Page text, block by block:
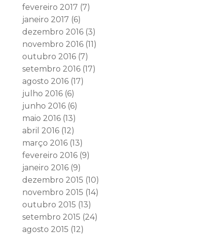
fevereiro 2017 (7)
janeiro 2017 (6)
dezembro 2016(3)
novembro 2016(11)
outubro 2016(7)
setembro 2016(17)
agosto 2016(17)
julho 2016(6)
junho 2016(6)
maio 2016(13)
abril 2016(12)
março 2016(13)
fevereiro 2016(9)
janeiro 2016(9)
dezembro 2015 (10)
novembro 2015 (14)
outubro 2015 (13)
setembro 2015 (24)
agosto 2015 (12)